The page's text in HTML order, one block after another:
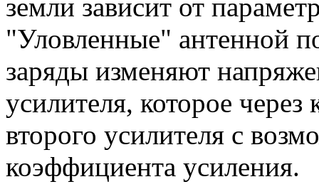
земли зависит от
"Уловленные" антенной
заряды изменяют
усилителя, которое
второго усилителя с
коэффициента усиления.